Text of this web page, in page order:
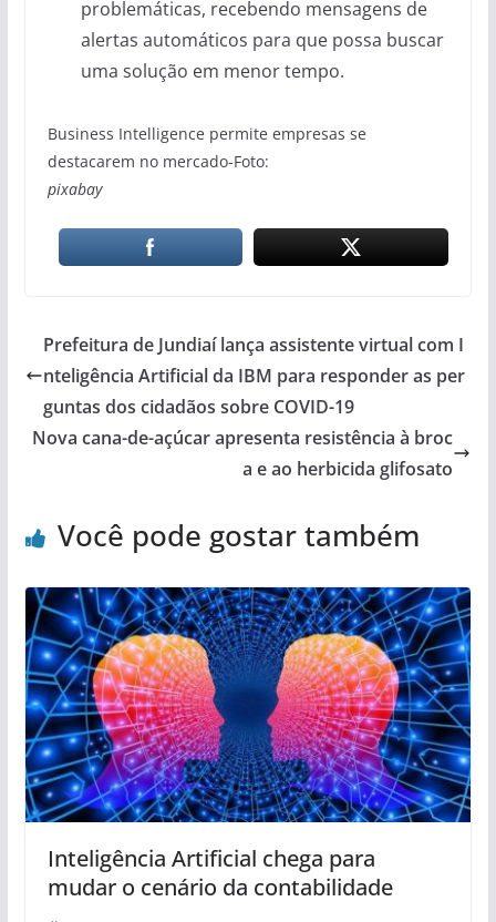
problemáticas, recebendo mensagens de
alertas automáticos para que possa buscar
uma solução em menor tempo.
Business Intelligence permite empresas se
destacarem no mercado-Foto:
pixabay
Prefeitura de Jundiaí lança assistente virtual com I
nteligência Artificial da IBM para responder as per
guntas dos cidadãos sobre COVID-19
Nova cana-de-açúcar apresenta resistência à broc
a e ao herbicida glifosato
Você pode gostar também
Inteligência Artificial chega para
mudar o cenário da contabilidade